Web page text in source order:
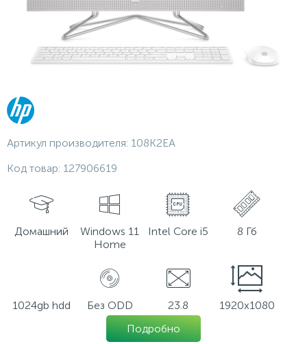
Артикул производителя: 108K2EA
Код товар: 127906619
Домашний
Windows 11
Home
Intel Core i5 8 Гб
1024gb hdd Без ODD 23.8
1920x1080
Подробно